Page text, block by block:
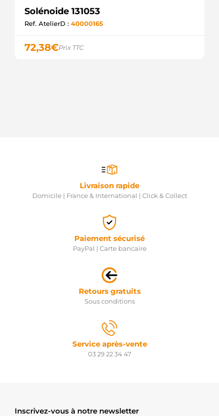
Solénoide 131053
Ref. AtelierD : 40000165
72,38€Prix TTC
Livraison rapide
Domicile | France & International | Click & Collect
Paiement sécurisé
PayPal | Carte bancaire
Retours gratuits
Sous conditions
Service après-vente
03 29 22 34 47
Inscrivez-vous à notre newsletter